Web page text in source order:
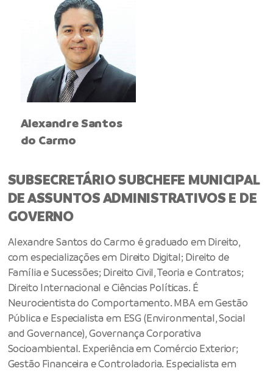
Alexandre Santos
do Carmo
SUBSECRETÁRIO SUBCHEFE MUNICIPAL
DE ASSUNTOS ADMINISTRATIVOS E DE
GOVERNO
Alexandre Santos do Carmo é graduado em Direito,
com especializações em Direito Digital; Direito de
Família e Sucessões; Direito Civil, Teoria e Contratos;
Direito Internacional e Ciências Políticas. É
Neurocientista do Comportamento. MBA em Gestão
Pública e Especialista em ESG (Environmental, Social
and Governance), Governança Corporativa
Socioambiental. Experiência em Comércio Exterior;
Gestão Financeira e Controladoria. Especialista em